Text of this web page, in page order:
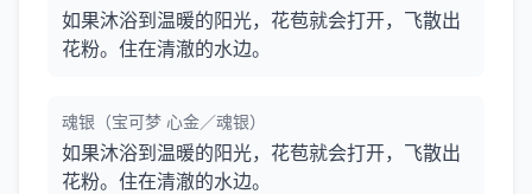
如果沐浴到温暖的阳光，花苞就会打开，飞散出
花粉。住在清澈的水边。
魂银（宝可梦 心金／魂银）
如果沐浴到温暖的阳光，花苞就会打开，飞散出
花粉。住在清澈的水边。